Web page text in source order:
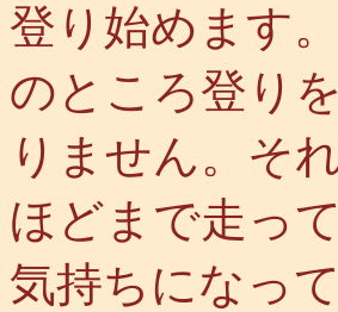
登り始めます
のところ登り
りません。そ
ほどまで走っ
気持ちになっ